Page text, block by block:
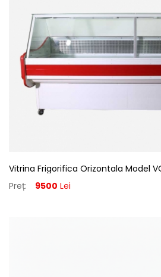
Vitrina Frigorifica Orizontala Model
Preț:
9500 Lei